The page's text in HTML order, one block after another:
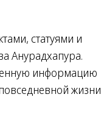
статуями и
Анурадхапура.
информацию
жизни